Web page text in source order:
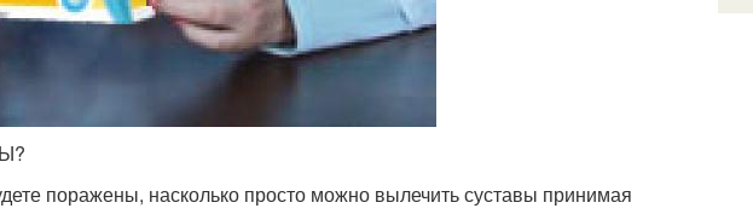
поражены, насколько просто можно вылечить суставы принимая